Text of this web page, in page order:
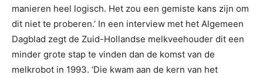
manieren heel logisch. Het zou een gemiste kans zijn om
dit niet te proberen.’ In een interview met het Algemeen
Dagblad zegt de Zuid-Hollandse melkveehouder dit een
minder grote stap te vinden dan de komst van de
melkrobot in 1993. ‘Die kwam aan de kern van het